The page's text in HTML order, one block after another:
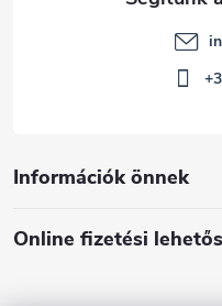
Információk önnek
Online fizetési